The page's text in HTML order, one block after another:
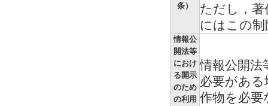
条）
ただし，
にはこの
情報公
開法等
におけ
る開示
のため
の利用
情報公開法
必要があ
作物を必